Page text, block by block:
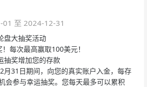
01 至 2024-12-31
盘大抽奖活动
每次最高赢取100美元！
抽奖增加您的存款
月31日期间，向您的真实账户入金，每存
会参与幸运抽奖。您每天最多可以累积